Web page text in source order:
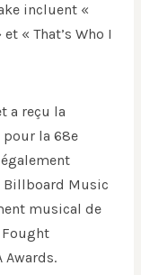
incluent «
« That’s Who I
a reçu la
la 68e
Billboard Music
musical de
Fought
Awards.